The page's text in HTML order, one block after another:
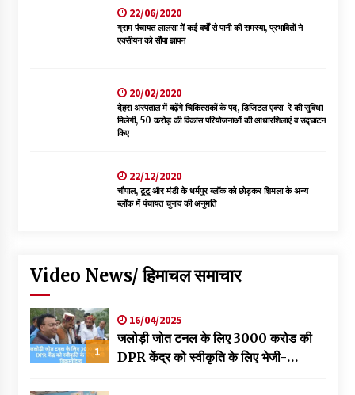
22/06/2020
ग्राम पंचायत लालसा में कई वर्षों से पानी की समस्या, प्रभावितों ने
एक्सीयन को सौंपा ज्ञापन
20/02/2020
देहरा अस्पताल में बढ़ेंगे चिकित्सकों के पद, डिजिटल एक्स-रे की सुविधा
मिलेगी, 50 करोड़ की विकास परियोजनाओं की आधारशिलाएं व उद्घाटन
किए
22/12/2020
चौपाल, टूटू और मंडी के धर्मपुर ब्लॉक को छोड़कर शिमला के अन्य
ब्लॉक में पंचायत चुनाव की अनुमति
Video News/ हिमाचल समाचार
1
16/04/2025
जलोड़ी जोत टनल के लिए 3000 करोड की
DPR केंद्र को स्वीकृति के लिए भेजी-